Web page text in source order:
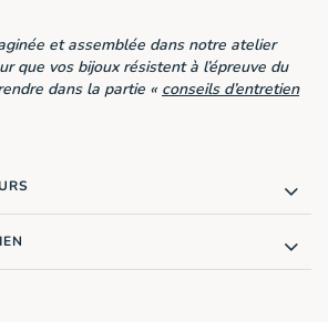
et assemblée dans notre atelier
que vos bijoux résistent à l’épreuve du
dans la partie « conseils d’entretien